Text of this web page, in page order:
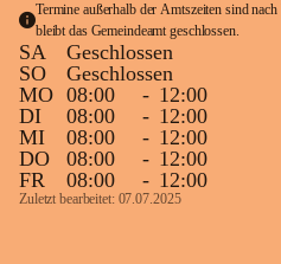
Termine außerhalb der Amtszeiten sind
bleibt das Gemeindeamt geschlossen.
SA
Geschlossen
SO
Geschlossen
MO 08:00 - 12:00
DI
08:00 - 12:00
MI
08:00 - 12:00
DO
08:00 - 12:00
FR
08:00 - 12:00
Zuletzt bearbeitet: 07.07.2025